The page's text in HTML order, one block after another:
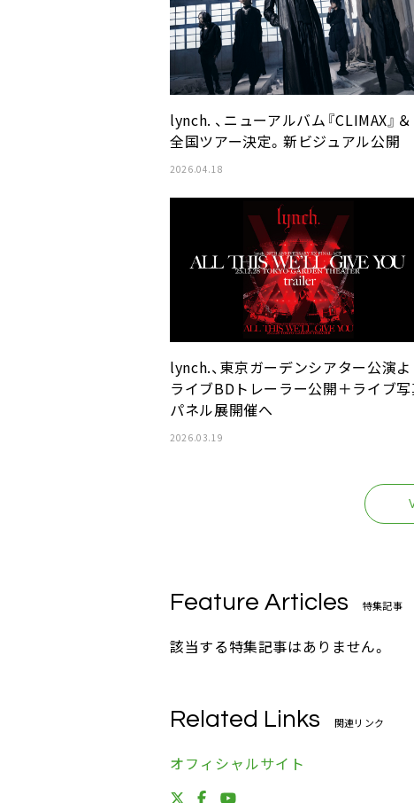
lynch. 、ニューアルバム『CLIMAX』＆
全国ツアー決定。新ビジュアル公開
2026.04.18
lynch.、東京ガーデンシアター公演よ
ライブBDトレーラー公開＋ライブ
パネル展開催へ
2026.03.19
Feature Articles 特集記事
該当する特集記事はありません。
Related Links 関連リンク
オフィシャルサイト